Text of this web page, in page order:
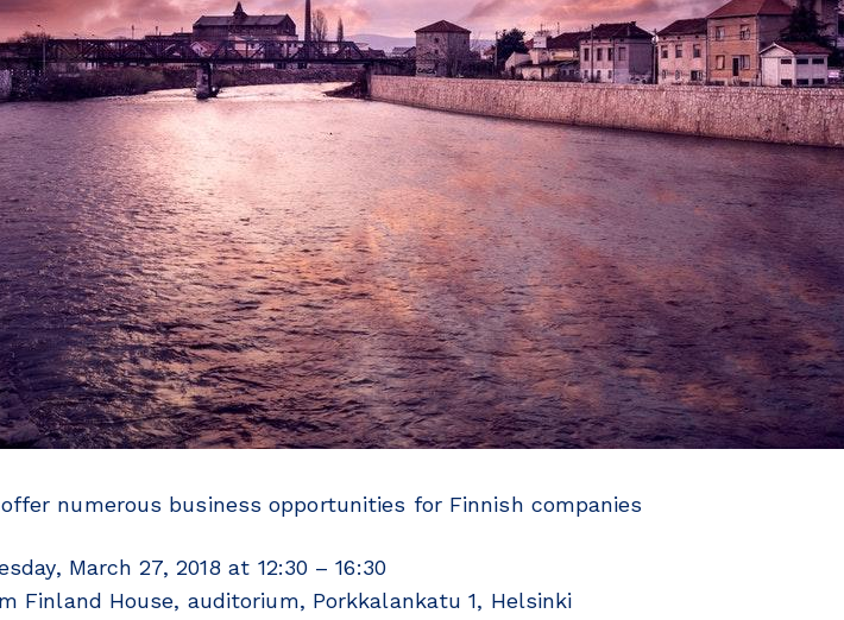
numerous business opportunities for Finnish companies
27, 2018 at 12:30 – 16:30
House, auditorium, Porkkalankatu 1, Helsinki